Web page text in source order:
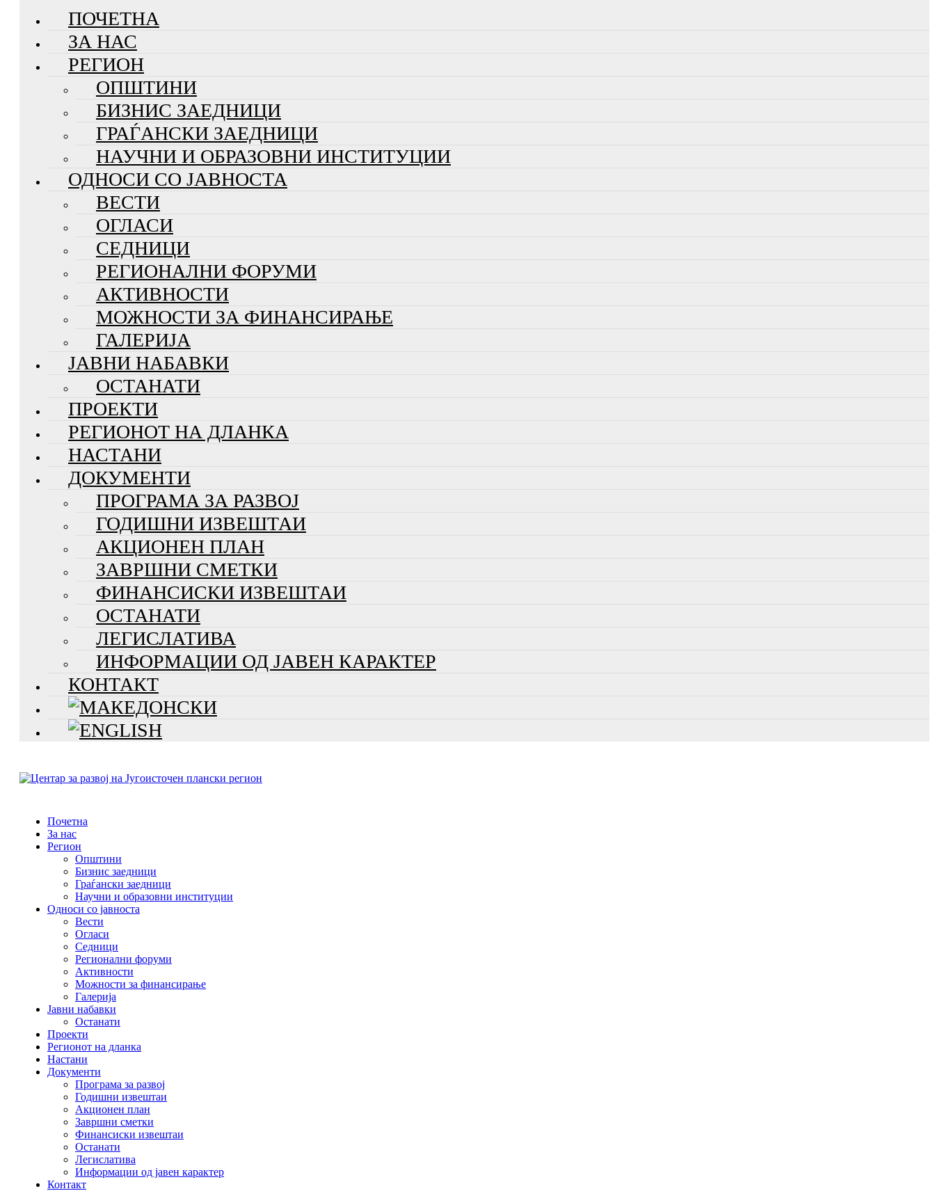
ПОЧЕТНА
ЗА НАС
РЕГИОН
ОПШТИНИ
БИЗНИС ЗАЕДНИЦИ
ГРАЃАНСКИ ЗАЕДНИЦИ
НАУЧНИ И ОБРАЗОВНИ ИНСТИТУЦИИ
ОДНОСИ СО ЈАВНОСТА
ВЕСТИ
ОГЛАСИ
СЕДНИЦИ
РЕГИОНАЛНИ ФОРУМИ
АКТИВНОСТИ
МОЖНОСТИ ЗА ФИНАНСИРАЊЕ
ГАЛЕРИЈА
ЈАВНИ НАБАВКИ
ОСТАНАТИ
ПРОЕКТИ
РЕГИОНОТ НА ДЛАНКА
НАСТАНИ
ДОКУМЕНТИ
ПРОГРАМА ЗА РАЗВОЈ
ГОДИШНИ ИЗВЕШТАИ
АКЦИОНЕН ПЛАН
ЗАВРШНИ СМЕТКИ
ФИНАНСИСКИ ИЗВЕШТАИ
ОСТАНАТИ
ЛЕГИСЛАТИВА
ИНФОРМАЦИИ ОД ЈАВЕН КАРАКТЕР
КОНТАКТ
Почетна
За нас
Регион
Општини
Бизнис заедници
Граѓански заедници
Научни и образовни институции
Односи со јавноста
Вести
Огласи
Седници
Регионални форуми
Активности
Можности за финансирање
Галерија
Јавни набавки
Останати
Проекти
Регионот на дланка
Настани
Документи
Програма за развој
Годишни извештаи
Акционен план
Завршни сметки
Финансиски извештаи
Останати
Легислатива
Информации од јавен карактер
Контакт